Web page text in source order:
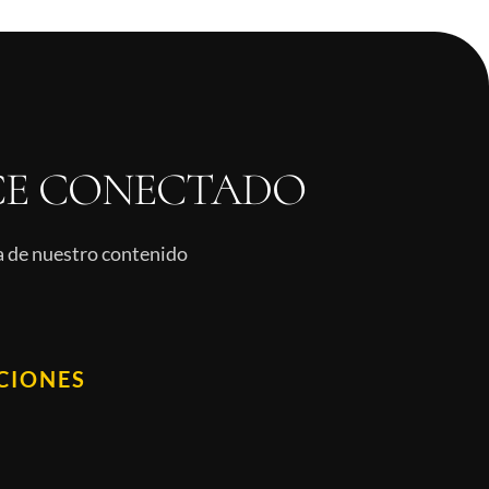
CONECTADO
de nuestro contenido